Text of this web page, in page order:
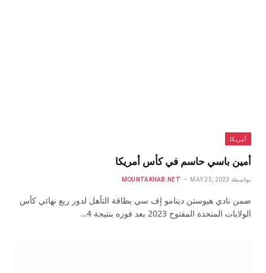
أمريكا
أمين باسي حاسم في كأس أمريكا
بواسطة MOUNTAKHAB.NET MAY 25, 2023
ضمن نادي هيوستن دينامو إف سي يطاقة التأهل لدور ربع نهائي كأس
الولايات المتحدة المفتوح 2023 بعد فوزه بنتيجة 4…